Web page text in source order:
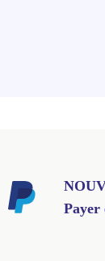
Payer